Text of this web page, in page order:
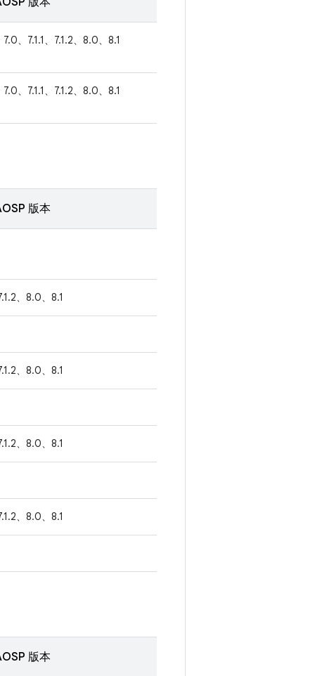
、7.1.1、7.1.2、8.0、8.1
、7.1.1、7.1.2、8.0、8.1
版本
、8.0、8.1
、8.0、8.1
、8.0、8.1
、8.0、8.1
版本